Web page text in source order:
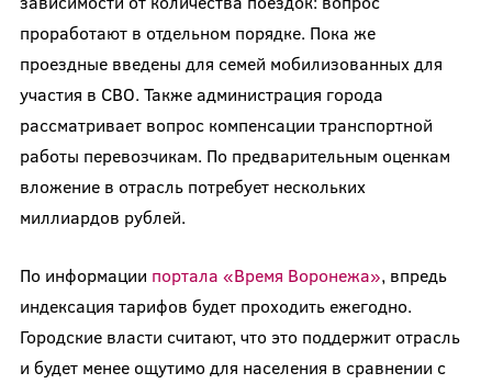
проработают в отдельном порядке. Пока же
проездные введены для семей мобилизованных для
участия в СВО. Также администрация города
рассматривает вопрос компенсации транспортной
работы перевозчикам. По предварительным оценкам
вложение в отрасль потребует нескольких
миллиардов рублей.
По информации портала «Время Воронежа», впредь
индексация тарифов будет проходить ежегодно.
Городские власти считают, что это поддержит отрасль
и будет менее ощутимо для населения в сравнении с